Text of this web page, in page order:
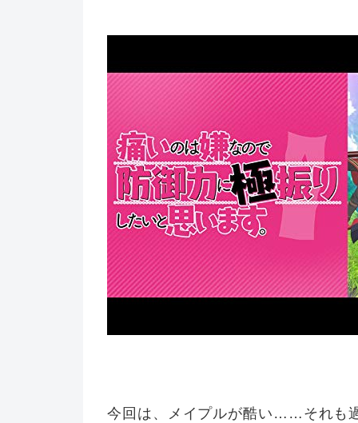
今回は、メイプルが酷い……それも